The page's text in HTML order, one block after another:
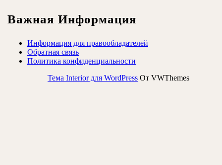
Важная Информация
Информация для правообладателей
Обратная связь
Политика конфиденциальности
Тема Interior для WordPress От VWThemes